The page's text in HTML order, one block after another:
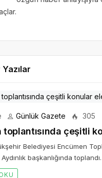
Günlük Gazete 305
toplantısında çeşitli
Belediyesi Encümen
başkanlığında toplandı.